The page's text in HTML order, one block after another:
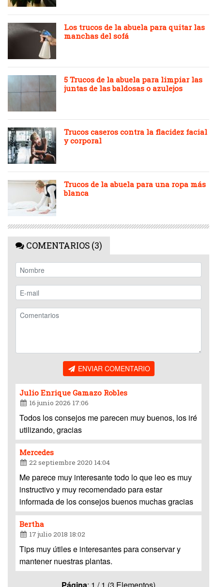
Los trucos de la abuela para quitar las
manchas del sofá
5 Trucos de la abuela para limpiar las
juntas de las baldosas o azulejos
Trucos caseros contra la flacidez facial
y corporal
Trucos de la abuela para una ropa más
blanca
COMENTARIOS (3)
ENVIAR COMENTARIO
Julio Enrique Gamazo Robles
16 junio 2026 17:06
Todos los consejos me parecen muy buenos, los iré
utilizando, gracias
Mercedes
22 septiembre 2020 14:04
Me parece muy interesante todo lo que leo es muy
instructivo y muy recomendado para estar
informada de los consejos buenos muchas gracias
Bertha
17 julio 2018 18:02
Tips muy útiles e interesantes para conservar y
mantener nuestras plantas.